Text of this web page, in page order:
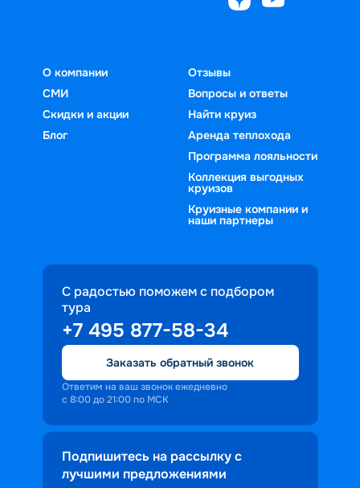
О компании
СМИ
Скидки и акции
Блог
Отзывы
Вопросы и ответы
Найти круиз
Аренда теплохода
Программа лояльности
Коллекция выгодных
круизов
Круизные компании и
наши партнеры
С радостью поможем с подбором
тура
+7 495 877-58-34
Заказать обратный звонок
Ответим на ваш звонок ежедневно
с 8:00 до 21:00 по МСК
Подпишитесь на рассылку с
лучшими предложениями